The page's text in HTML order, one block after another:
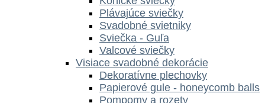
Plávajúce sviečky
Svadobné svietniky
Sviečka - Guľa
Valcové sviečky
Visiace svadobné dekorácie
Dekoratívne plechovky
Papierové gule - honeycomb balls
Pompomy a rozety